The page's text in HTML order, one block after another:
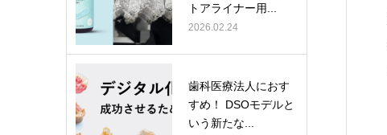
トアライナー用...
2026.02.24
歯科医療法人におす
すめ！ DSOモデルと
いう新たな...